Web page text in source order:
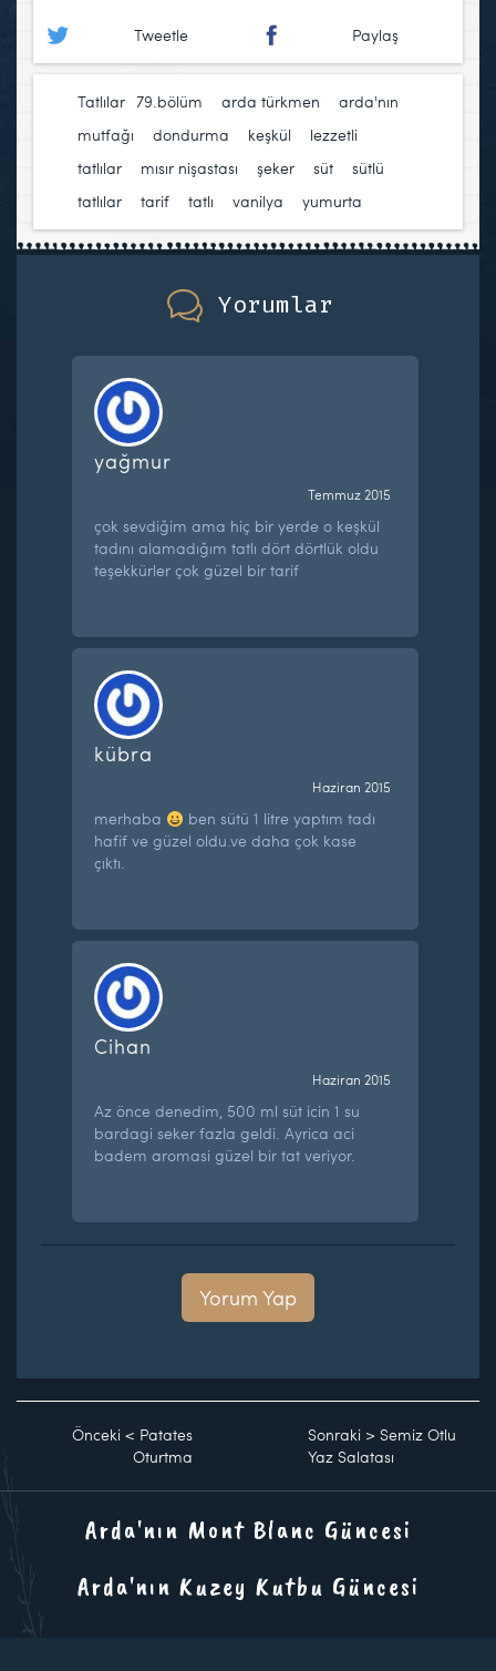
Tweetle Paylaş
Tatlılar 79.bölüm arda türkmen
arda'nın
mutfağı
dondurma keşkül
lezzetli
tatlılar
mısır nişastası şeker süt
sütlü
tatlılar
tarif tatlı vanilya yumurta
Yorumlar
yağmur
Temmuz 2015
çok sevdiğim ama hiç bir yerde o keşkül
tadını alamadığım tatlı dört dörtlük oldu
teşekkürler çok güzel bir tarif
kübra
Haziran 2015
merhaba
ben sütü 1 litre yaptım tadı
hafif ve güzel oldu.ve daha çok kase
çıktı.
Cihan
Haziran 2015
Az önce denedim, 500 ml süt icin 1 su
bardagi seker fazla geldi. Ayrica aci
badem aromasi güzel bir tat veriyor.
Yorum Yap
Önceki < Patates
Oturtma
Sonraki >Semiz Otlu
Yaz Salatası
Arda'nın Mont Blanc Güncesi
Arda'nın Kuzey Kutbu Güncesi